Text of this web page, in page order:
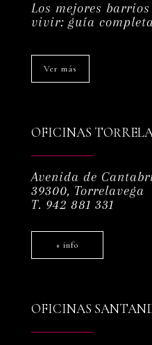
Los mejores
vivir: guía
Ver más
OFICINAS
Avenida de
39300, Torrelavega
T. 942 881 331
+ info
OFICINAS